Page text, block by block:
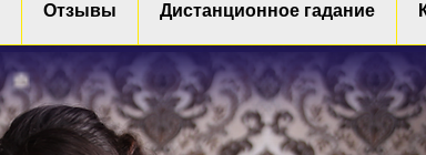
Отзывы Дистанционное гадание